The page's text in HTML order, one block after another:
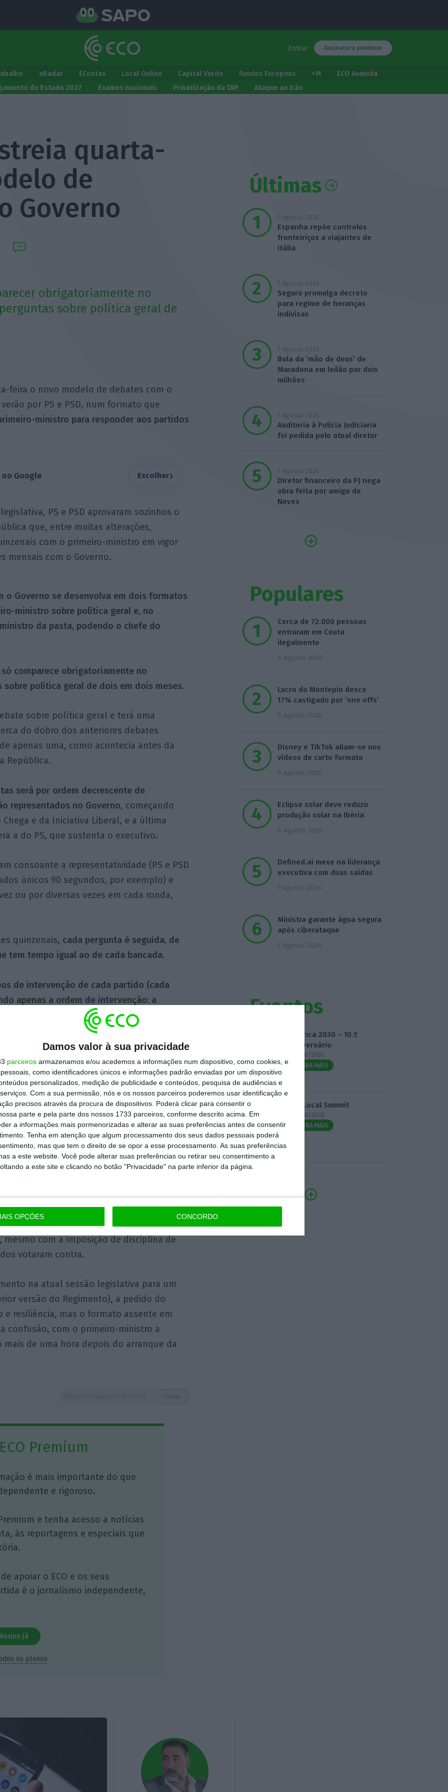
Damos valor à sua privacidade
parceiros armazenamos e/ou acedemos a informações num dispositivo, como cookies, e
como identificadores únicos e informações padrão enviadas por um dispositivo
personalizados, medição de publicidade e conteúdos, pesquisa de audiências e
Com a sua permissão, nós e os nossos parceiros poderemos usar identificação e
precisos através da procura de dispositivos. Poderá clicar para consentir o
parte e pela parte dos nossos 1733 parceiros, conforme descrito acima. Em
a informações mais pormenorizadas e alterar as suas preferências antes de consentir
Tenha em atenção que algum processamento dos seus dados pessoais poderá
mas que tem o direito de se opor a esse processamento. As suas preferências
a este website. Você pode alterar suas preferências ou retirar seu consentimento a
a este site e clicando no botão "Privacidade" na parte inferior da página.
OPÇÕES CONCORDO
Entrar Assinatura premium
eRadar EContas Local Online Capital Verde Fundos Europeus +M
ECO Avenida
do Estado 2027 Exames nacionais Privatização da TAP Ataque ao Irão
quarta-
de
Governo
obrigatoriamente no
sobre política geral de
feira o novo modelo de debates com o
por PS e PSD, num formato que
ministro para responder aos partidos
Google Escolher›
PS e PSD aprovaram sozinhos o
que, entre muitas alterações,
com o primeiro-ministro em vigor
mensais com o Governo.
o Governo se desenvolva em dois formatos
ministro sobre política geral e, no
da pasta, podendo o chefe do
comparece obrigatoriamente no
política geral de dois em dois meses.
sobre política geral e terá uma
do dobro dos anteriores debates
apenas uma, como acontecia antes da
República.
será por ordem decrescente de
representados no Governo, começando
e da Iniciativa Liberal, e a última
a do PS, que sustenta o executivo.
consoante a representatividade (PS e PSD
únicos 90 segundos, por exemplo) e
ou por diversas vezes em cada ronda,
quinzenais, cada pergunta é seguida, de
tem tempo igual ao de cada bancada.
de intervenção de cada partido (cada
apenas a ordem de intervenção: a
vários partidos
, por ordem decrescente de
do novo modelo, caberá ao PS abrir a
de imediato e os partidos gerem a
total.
ao primeiro-ministro a responsabilidade
no debate sobre política geral, “mas pode
que complete ou responda a
oposição dos restantes partidos e
nas bancadas do PS – votaram
se, numa matéria sem disciplina de voto
mesmo com a imposição de disciplina de
votaram contra.
na atual sessão legislativa para um
versão do Regimento), a pedido do
e resiliência, mas o formato assente em
confusão, com o primeiro-ministro a
de uma hora depois do arranque da
Premium
é mais importante do que
e rigoroso.
e tenha acesso a notícias
às reportagens e especiais que
apoiar o ECO e os seus
é o jornalismo independente,
Assine já
os planos
Últimas
7 Agosto 2026
Espanha repõe controlos
fronteiriços a viajantes de
Itália
7 Agosto 2026
Seguro promulga decreto
para regime de heranças
indivisas
7 Agosto 2026
Bola da ‘mão de deus’ de
Maradona em leilão por dois
milhões
7 Agosto 2026
Auditoria à Polícia Judiciaria
foi pedida pelo atual diretor
7 Agosto 2026
Diretor financeiro da PJ nega
obra feita por amigo de
Neves
Populares
Cerca de 72.000 pessoas
entraram em Ceuta
ilegalmente
4 Agosto 2026
Lucro do Montepio desce
17% castigado por ‘one offs’
5 Agosto 2026
Disney e TikTok aliam-se nos
vídeos de curto formato
5 Agosto 2026
Eclipse solar deve reduzir
produção solar na Ibéria
6 Agosto 2026
Defined.ai mexe na liderança
executiva com duas saídas
7 Agosto 2026
Ministra garante água segura
após ciberataque
7 Agosto 2026
Eventos
Fábrica 2030 – 10.º
Aniversário
14/10/2026
SAIBA MAIS
3.º Local Summit
07/10/2026
SAIBA MAIS